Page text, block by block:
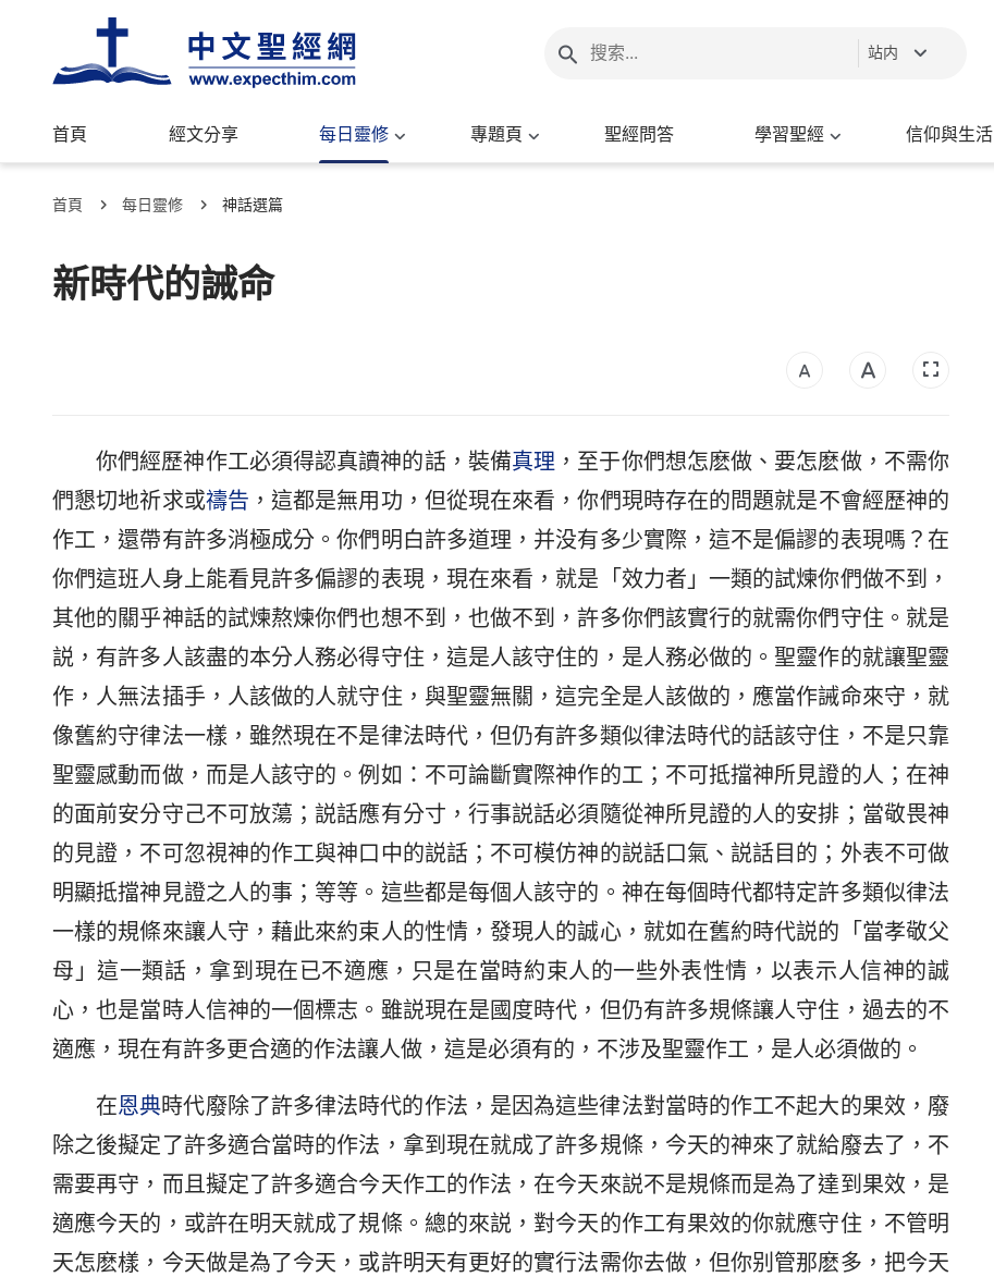
站内
首頁 經文分享 每日靈修 專題頁 聖經問答 學習聖經 信仰與生活
首頁 每日靈修 神話選篇
新時代的誡命
你們經歷神作工必須得認真讀神的話，裝備真理 ，至于你們想怎麽做、要怎麽做，不需你
們懇切地祈求或禱告 ，這都是無用功，但從現在來看，你們現時存在的問題就是不會經歷神的
作工，還帶有許多消極成分。你們明白許多道理，并没有多少實際，這不是偏謬的表現嗎？在
你們這班人身上能看見許多偏謬的表現，現在來看，就是「效力者」一類的試煉你們做不到，
其他的關乎神話的試煉熬煉你們也想不到，也做不到，許多你們該實行的就需你們守住。就是
説，有許多人該盡的本分人務必得守住，這是人該守住的，是人務必做的。聖靈作的就讓聖靈
作，人無法插手，人該做的人就守住，與聖靈無關，這完全是人該做的，應當作誡命來守，就
像舊約守律法一樣，雖然現在不是律法時代，但仍有許多類似律法時代的話該守住，不是只靠
聖靈感動而做，而是人該守的。例如：不可論斷實際神作的工；不可抵擋神所見證的人；在神
的面前安分守己不可放蕩；説話應有分寸，行事説話必須隨從神所見證的人的安排；當敬畏神
的見證，不可忽視神的作工與神口中的説話；不可模仿神的説話口氣、説話目的；外表不可做
明顯抵擋神見證之人的事；等等。這些都是每個人該守的。神在每個時代都特定許多類似律法
一樣的規條來讓人守，藉此來約束人的性情，發現人的誠心，就如在舊約時代説的「當孝敬父
母」這一類話，拿到現在已不適應，只是在當時約束人的一些外表性情，以表示人信神的誠
心，也是當時人信神的一個標志。雖説現在是國度時代，但仍有許多規條讓人守住，過去的不
適應，現在有許多更合適的作法讓人做，這是必須有的，不涉及聖靈作工，是人必須做的。
在恩典時代廢除了許多律法時代的作法，是因為這些律法對當時的作工不起大的果效，廢
除之後擬定了許多適合當時的作法，拿到現在就成了許多規條，今天的神來了就給廢去了，不
需要再守，而且擬定了許多適合今天作工的作法，在今天來説不是規條而是為了達到果效，是
適應今天的，或許在明天就成了規條。總的來説，對今天的作工有果效的你就應守住，不管明
天怎麽樣，今天做是為了今天，或許明天有更好的實行法需你去做，但你别管那麽多，把今天